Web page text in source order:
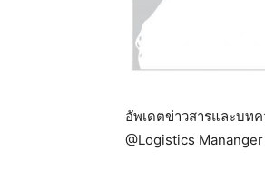
อัพเดตข่าวสารและบท
@Logistics Mananger